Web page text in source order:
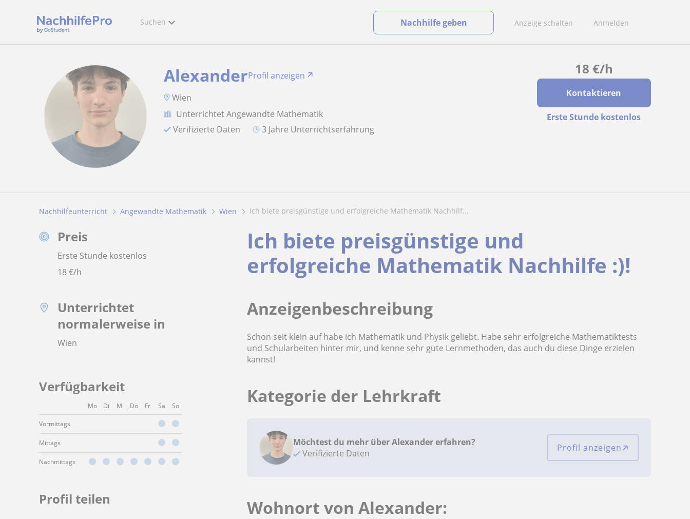
Suchen Anzeige schalten Anmelden
Nachhilfe geben
18 €/h
Kontaktieren
Erste Stunde kostenlos
AlexanderProfil anzeigen
Wien
Unterrichtet Angewandte Mathematik
Verifizierte Daten
3 Jahre Unterrichtserfahrung
Nachhilfeunterricht Angewandte Mathematik Wien Ich biete preisgünstige und erfolgreiche Mathematik Nachhilf...
Preis
Erste Stunde kostenlos
18€/h
Unterrichtet
normalerweise in
Wien
Verfügbarkeit
Mo Di Mi Do Fr Sa So
Vormittags
Mittags
Nachmittags
Profil teilen
Ich biete preisgünstige und
erfolgreiche Mathematik Nachhilfe :)!
Anzeigenbeschreibung
Schon seit klein auf habe ich Mathematik und Physik geliebt. Habe sehr erfolgreiche Mathematiktests
und Schularbeiten hinter mir, und kenne sehr gute Lernmethoden, das auch du diese Dinge erzielen
kannst!
Kategorie der Lehrkraft
Möchtest du mehr über Alexander erfahren?
Verifizierte Daten
Profil anzeigen
Wohnort von Alexander: